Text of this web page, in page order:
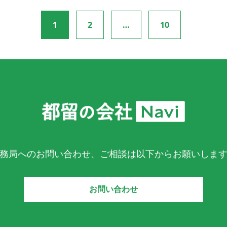
1 2 … 10
局へのお問い合わせ、ご相談は以下からお願いしま
お問い合わせ